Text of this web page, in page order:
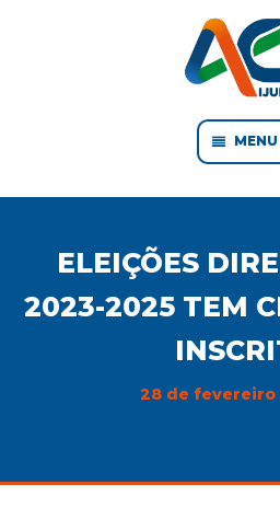
MENU
ELEIÇÕES
2023-2025 TEM
28 de fevereiro